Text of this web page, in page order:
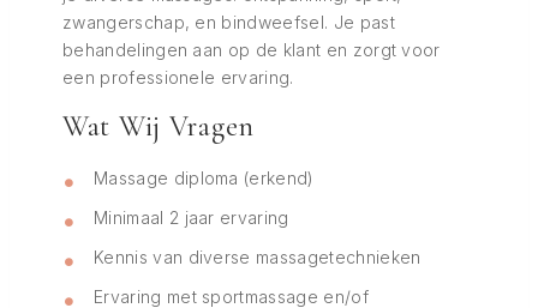
OOST • PARTTIME/FULLTIME
SOLLICITEER
zwangerschap, en bindweefsel. Je past
behandelingen aan op de klant en zorgt voor
een professionele ervaring.
Wat Wij Vragen
Massage diploma (erkend)
Minimaal 2 jaar ervaring
Kennis van diverse massagetechnieken
Ervaring met sportmassage en/of